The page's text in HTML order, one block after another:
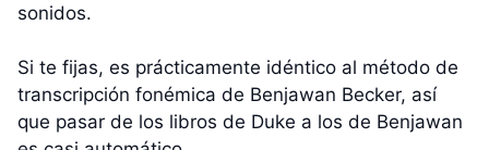
sonidos.
Si te fijas, es prácticamente idéntico al método de
transcripción fonémica de Benjawan Becker, así
que pasar de los libros de Duke a los de Benjawan